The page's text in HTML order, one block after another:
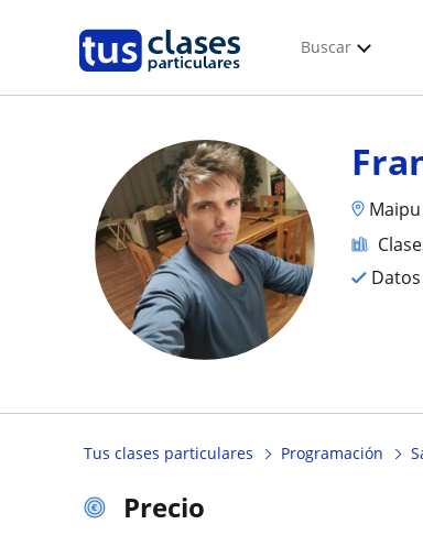
Buscar
Maipu
Tus clases particulares Programación
Precio